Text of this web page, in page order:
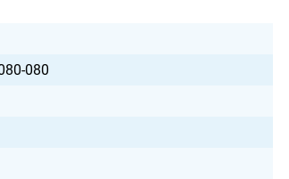
080